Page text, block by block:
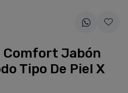
Comfort Jabón
Tipo De Piel X